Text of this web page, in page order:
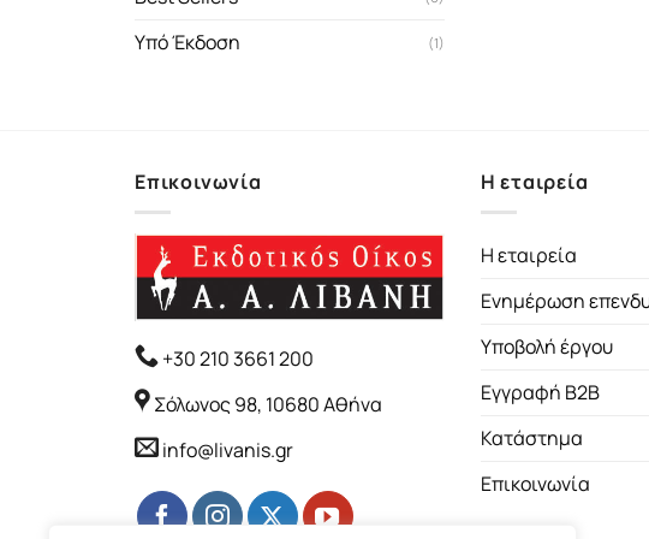
Υπό Έκδοση (1)
Επικοινωνία
+30 210 3661 200
Σόλωνος 98, 10680 Αθήνα
info@livanis.gr
Η εταιρεία
Η εταιρεία
Ενημέρωση
Υποβολή έργου
Εγγραφή B2B
Κατάστημα
Επικοινωνία